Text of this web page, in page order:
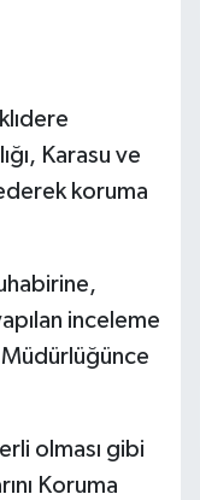
Karasu ve
koruma
inceleme
Müdürlüğünce
olması gibi
Koruma